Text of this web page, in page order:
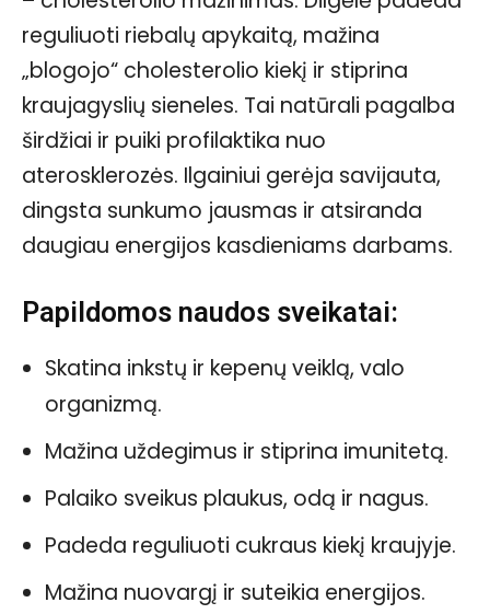
reguliuoti riebalų apykaitą, mažina
„blogojo“ cholesterolio kiekį ir stiprina
kraujagyslių sieneles. Tai natūrali pagalba
širdžiai ir puiki profilaktika nuo
aterosklerozės. Ilgainiui gerėja savijauta,
dingsta sunkumo jausmas ir atsiranda
daugiau energijos kasdieniams darbams.
Papildomos naudos sveikatai:
Skatina inkstų ir kepenų veiklą, valo
organizmą.
Mažina uždegimus ir stiprina imunitetą.
Palaiko sveikus plaukus, odą ir nagus.
Padeda reguliuoti cukraus kiekį kraujyje.
Mažina nuovargį ir suteikia energijos.